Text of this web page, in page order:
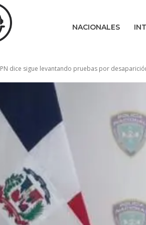
NACIONALES
PN dice sigue levantando pruebas por